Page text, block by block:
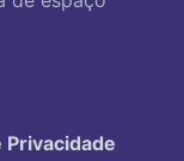
Privacidade